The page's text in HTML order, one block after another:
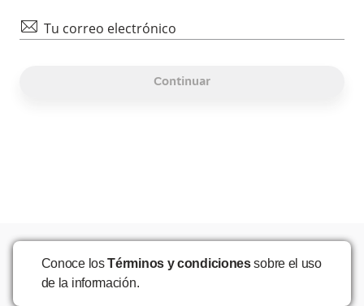
mail Tu correo electrónico
Continuar
Conoce losTérminos y condicionessobre el uso
de la información.